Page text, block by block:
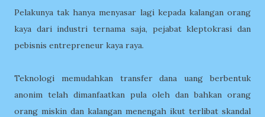
Pelakunya tak hanya menyasar lagi kepada kalangan orang
kaya dari industri ternama saja, pejabat kleptokrasi dan
pebisnis entrepreneur kaya raya.
Teknologi memudahkan transfer dana uang berbentuk
anonim telah dimanfaatkan pula oleh dan bahkan orang
orang miskin dan kalangan menengah ikut terlibat skandal